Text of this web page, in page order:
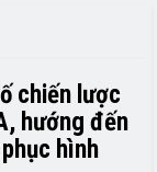
chiến lược
hướng đến
hình